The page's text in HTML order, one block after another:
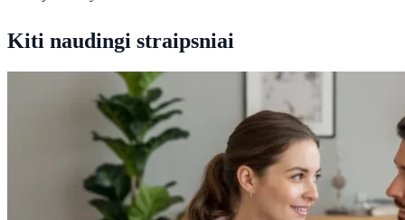
Kiti naudingi straipsniai